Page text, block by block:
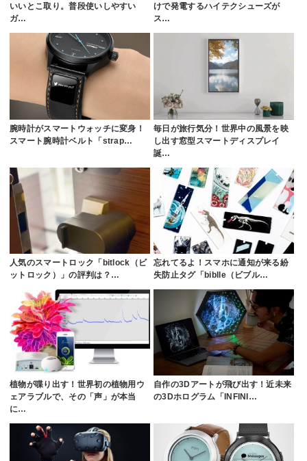
いいとこ取り。普段使いしやすい
ガ…
けで発電するハイテクシューズが
ス…
腕時計がスマートウォッチに変身！
スマート腕時計ベルト「strap…
毎日が旅行気分！世界中の風景を映
し出す窓型スマートディスプレイ
誕…
人気のスマートロック「bitlock（ビ
ットロック）」の評判は？…
忘れてるよ！スマホに通知が来る紛
失防止タグ「biblle（ビブル…
植物が喋り出す！世界初の植物用ウ
ェアラブルで、その「声」が本当
に…
自作の3Dアートが飛び出す！近未来
の3Dホログラム「INFINI…